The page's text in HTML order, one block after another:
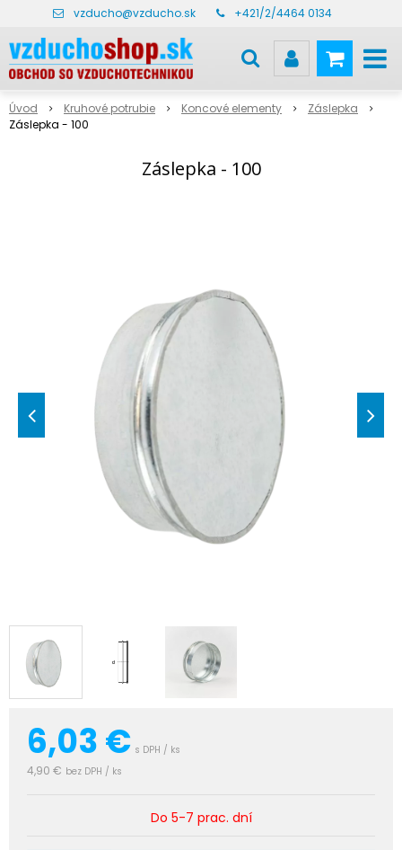
vzducho@vzducho.sk +421/2/4464 0134
Úvod Kruhové potrubie Koncové elementy
Záslepka
Záslepka - 100
Záslepka - 100
6,03€ s DPH / ks
4,90 € bez DPH / ks
Do 5-7 prac. dní